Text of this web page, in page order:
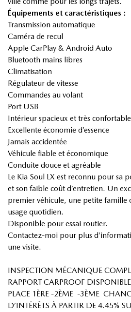
Équipements et caractéristiques :
Transmission automatique
Caméra de recul
Apple CarPlay & Android Auto
Bluetooth mains libres
Climatisation
Régulateur de vitesse
Commandes au volant
Port USB
Intérieur spacieux et très confortable
Excellente économie d’essence
Jamais accidentée
Véhicule fiable et économique
Conduite douce et agréable
Le Kia Soul LX est reconnu pour sa
et son faible coût d’entretien. Un
premier véhicule, une petite
usage quotidien.
Disponible pour essai routier.
Contactez-moi pour plus
une visite.
INSPECTION MÉCANIQUE
RAPPORT CARPROOF
PLACE 1ÈRE -2ÈME -3ÈME
D’INTÉRÊTS À PARTIR DE 4.45%